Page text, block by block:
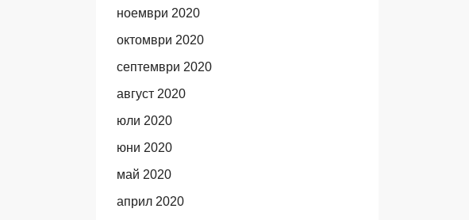
ноември 2020
октомври 2020
септември 2020
август 2020
юли 2020
юни 2020
май 2020
април 2020